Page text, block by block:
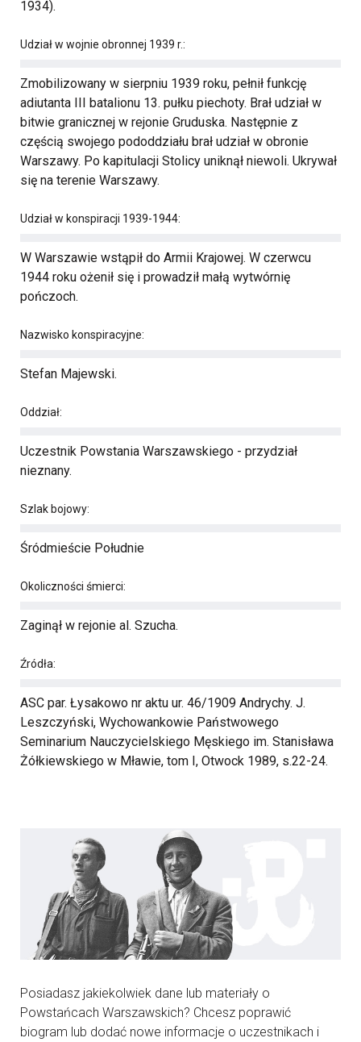
1934).
Udział w wojnie obronnej 1939 r.:
Zmobilizowany w sierpniu 1939 roku, pełnił funkcję
adiutanta III batalionu 13. pułku piechoty. Brał udział w
bitwie granicznej w rejonie Gruduska. Następnie z
częścią swojego pododdziału brał udział w obronie
Warszawy. Po kapitulacji Stolicy uniknął niewoli. Ukrywał
się na terenie Warszawy.
Udział w konspiracji 1939-1944:
W Warszawie wstąpił do Armii Krajowej. W czerwcu
1944 roku ożenił się i prowadził małą wytwórnię
pończoch.
Nazwisko konspiracyjne:
Stefan Majewski.
Oddział:
Uczestnik Powstania Warszawskiego - przydział
nieznany.
Szlak bojowy:
Śródmieście Południe
Okoliczności śmierci:
Zaginął w rejonie al. Szucha.
Źródła:
ASC par. Łysakowo nr aktu ur. 46/1909 Andrychy. J.
Leszczyński, Wychowankowie Państwowego
Seminarium Nauczycielskiego Męskiego im. Stanisława
Żółkiewskiego w Mławie, tom I, Otwock 1989, s.22-24.
Posiadasz jakiekolwiek dane lub materiały o
Powstańcach Warszawskich? Chcesz poprawić
biogram lub dodać nowe informacje o uczestnikach i